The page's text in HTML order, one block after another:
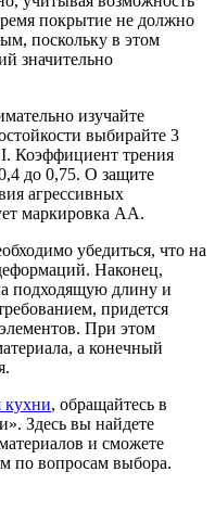
покрытие не должно
поскольку в этом
значительно
изучайте
выбирайте 3
Коэффициент трения
до 0,75. О защите
агрессивных
маркировка АА.
убедиться, что на
Наконец,
подходящую длину и
придется
При этом
а конечный
кухни, обращайтесь в
Здесь вы найдете
и сможете
по вопросам выбора.